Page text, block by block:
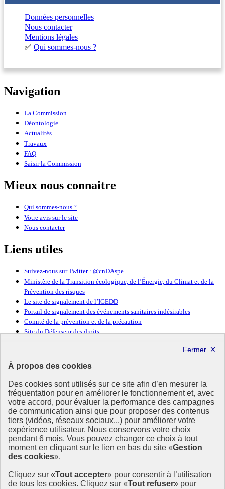
Données personnelles
Nous contacter
Mentions légales
✅ Qui sommes-nous ?
Navigation
La Commission
Déontologie
Actualités
Travaux
FAQ
Saisir la Commission
Mieux nous connaitre
Qui sommes-nous ?
Votre avis sur le site
Nous contacter
Liens utiles
Suivez-nous sur Twitter : @cnDAspe
Ministère de la Transition écologique, de l’Énergie, du Climat et de la
Prévention des risques
Le site de signalement de l’IGEDD
Portail de signalement des événements sanitaires indésirables
Comité de la prévention et de la précaution
Site du Défenseur des droits
Déontologie
et Alertes
en santé publique
et environnement
La cnDAspe est une institution indépendante œuvrant à renforcer la
environnement.
À propos des cookies
Des cookies sont utilisés sur ce site afin d’en mesurer la
fréquentation pour en améliorer le fonctionnement et, avec
votre accord, pour évaluer la performance des campagnes
de communication ainsi que pour proposer des contenus
tiers (vidéos, réseaux sociaux...) pour améliorer votre
expérience utilisateur. Nous conservons votre choix
pendant 6 mois. Vous pouvez changer ce choix à tout
moment en cliquant sur le lien en bas du site «Gestion
des cookies».
Cliquez sur «Tout accepter» pour consentir à l’utilisation
de tous les cookies. Cliquez sur «Tout refuser» pour